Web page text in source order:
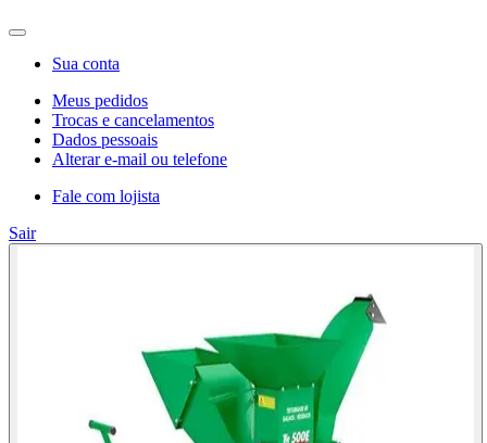
Sua conta
Meus pedidos
Trocas e cancelamentos
Dados pessoais
Alterar e-mail ou telefone
Fale com lojista
Sair